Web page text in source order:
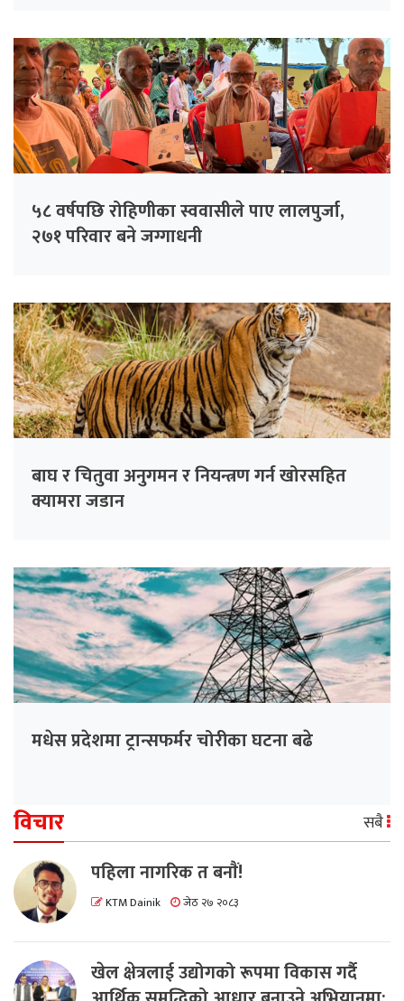
५८ वर्षपछि रोहिणीका स्ववासीले पाए लालपुर्जा,
२७१ परिवार बने जग्गाधनी
बाघ र चितुवा अनुगमन र नियन्त्रण गर्न खोरसहित
क्यामरा जडान
मधेस प्रदेशमा ट्रान्सफर्मर चोरीका घटना बढे
विचार सबै
पहिला नागरिक त बनाैं!
KTM Dainik जेठ २७ २०८३
खेल क्षेत्रलाई उद्योगको रूपमा विकास गर्दै